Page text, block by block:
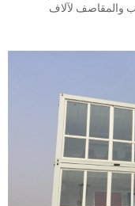
والمقاصف لآلاف